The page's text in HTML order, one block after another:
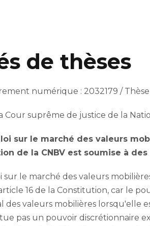
de thèses
numérique : 2032179 / Thèse
Cour suprême de justice de la
sur le marché des valeurs
de la CNBV est soumise à
sur le marché des valeurs
16 de la Constitution, car le
des valeurs mobilières lorsqu'elle
pas un pouvoir discrétionnaire